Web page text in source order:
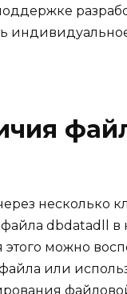
несколько
файла dbdatadll
можно
или